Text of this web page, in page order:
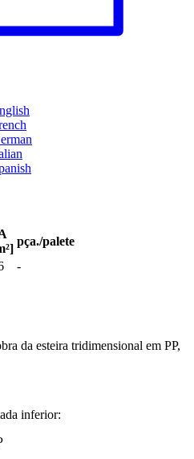
pça./palete
-
da esteira tridimensional em PP,
inferior: